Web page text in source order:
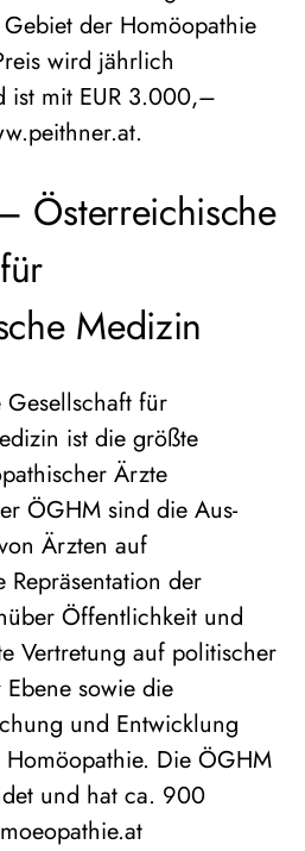
der Homöopathie
wird jährlich
ist mit EUR 3.000,–
Österreichische
Medizin
für
ist die größte
Ärzte
ÖGHM sind die Aus-
Ärzten auf
Repräsentation der
Öffentlichkeit und
Vertretung auf politischer
sowie die
und Entwicklung
Die ÖGHM
und hat ca. 900